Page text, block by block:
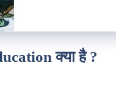
क्या है ?